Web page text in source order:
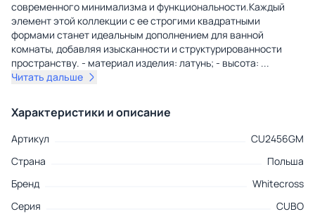
современного минимализма и функциональности.Каждый
элемент этой коллекции с ее строгими квадратными
формами станет идеальным дополнением для ванной
комнаты, добавляя изысканности и структурированности
пространству. - материал изделия: латунь; - высота: ...
Читать дальше
Характеристики и описание
Артикул
CU2456GM
Страна
Польша
Бренд
Whitecross
Серия
CUBO